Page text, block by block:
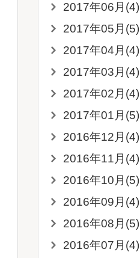
2017年06月(4)
2017年05月(5)
2017年04月(4)
2017年03月(4)
2017年02月(4)
2017年01月(5)
2016年12月(4)
2016年11月(4)
2016年10月(5)
2016年09月(4)
2016年08月(5)
2016年07月(4)